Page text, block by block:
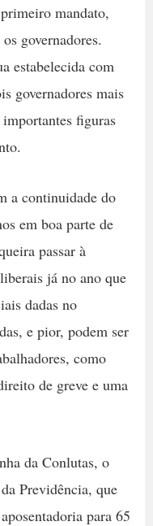
mandato,
governadores.
estabelecida com
governadores mais
figuras
a continuidade do
em boa parte de
passar à
já no ano que
dadas no
e pior, podem ser
como
de greve e uma
da Conlutas, o
Previdência, que
para 65